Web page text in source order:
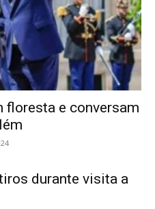
floresta e conversam
durante visita a